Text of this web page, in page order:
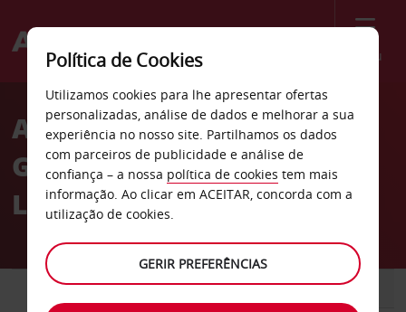
Menu
Welcome
AvisAluguer de carros Hotel
Grand Chancellor em
Launceston
CARRO COMERCIAIS
Política de Cookies
Utilizamos cookies para lhe apresentar ofertas
personalizadas, análise de dados e melhorar a sua
experiência no nosso site. Partilhamos os dados
com parceiros de publicidade e análise de
confiança – a nossa política de cookies tem mais
informação. Ao clicar em ACEITAR, concorda com a
utilização de cookies.
GERIR PREFERÊNCIAS